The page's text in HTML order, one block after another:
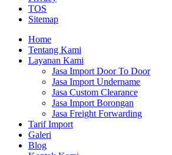
TOS
Sitemap
Home
Tentang Kami
Layanan Kami
Jasa Import Door To Door
Jasa Import Undername
Jasa Custom Clearance
Jasa Import Borongan
Jasa Freight Forwarding
Tarif Import
Galeri
Blog